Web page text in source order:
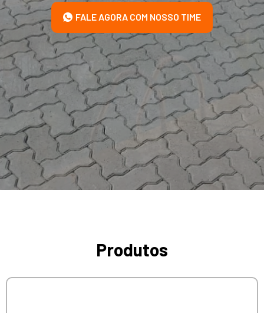
FALE AGORA COM NOSSO TIME
Produtos